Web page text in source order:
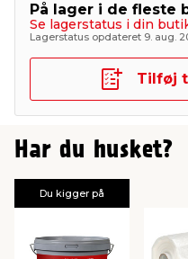
På lager i de fleste
Se lagerstatus i din
Lagerstatus opdateret 9. aug.
Tilføj
Har du husket?
Du kigger på